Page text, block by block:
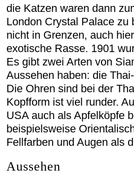
die Katzen waren dann
London Crystal Palace zu
nicht in Grenzen, auch
exotische Rasse. 1901
Es gibt zwei Arten von
Aussehen haben: die
Die Ohren sind bei der
Kopfform ist viel runder.
USA auch als Apfelköpfe
beispielsweise
Fellfarben und Augen als
Aussehen